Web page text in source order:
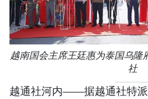
越南国会主席王廷惠为泰国乌隆
社
越通社河内——据越通社特